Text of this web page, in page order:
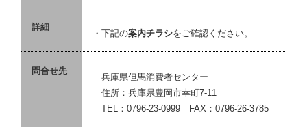
詳細
・下記の案内チラシをご確認ください。
問合せ先
兵庫県但馬消費者センター
住所：兵庫県豊岡市幸町7-11
TEL：0796-23-0999 FAX：0796-26-3785